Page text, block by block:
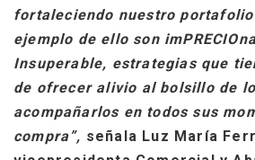
fortaleciendo nuestro
ejemplo de ello son
Insuperable, estrategias que
de ofrecer alivio al bolsillo de
acompañarlos en todos sus
compra”, señala Luz María